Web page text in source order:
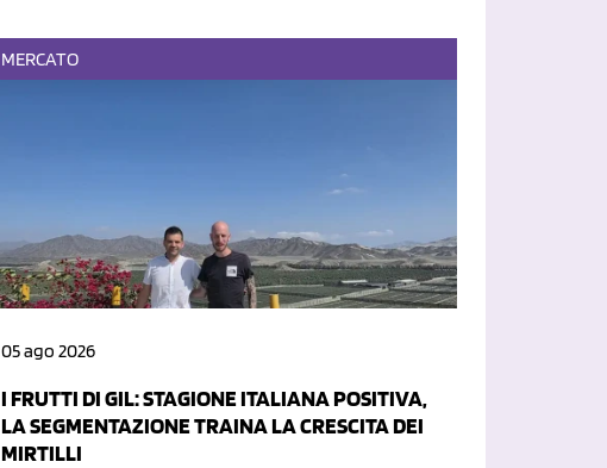
MERCATO
05 ago 2026
I FRUTTI DI GIL: STAGIONE ITALIANA POSITIVA,
LA SEGMENTAZIONE TRAINA LA CRESCITA DEI
MIRTILLI